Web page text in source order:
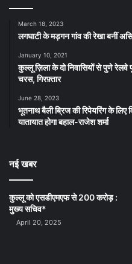
March 18, 2023
लगघाटी के मड़गन गांव की रेखा बनीं
January 10, 2021
कुल्लू ज़िला के दो निवासियों से पुणे
चरस, गिरफ़्तार
June 28, 2023
भूतनाथ बैली ब्रिज की रिपेयरिंग के
यातायात होगा बहाल-राजेश शर्मा
नई खबर
कुल्लू को एसडीएमएफ से 200 करोड़ :
मुख्य सचिव*
April 20, 2025